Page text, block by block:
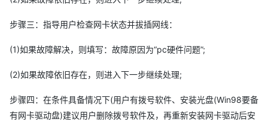
步骤三：指导用户检查网卡状态并拔插网线：
(1)如果故障解决，则填写：故障原因为“pc硬件问题”;
(2)如果故障依旧存在，则进入下一步继续处理;
步骤四：在条件具备情况下(用户有拨号软件、安装光盘(Win98要备
有网卡驱动盘)建议用户删除拨号软件及，再重新安装网卡驱动后安